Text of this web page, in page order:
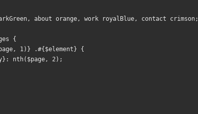
about orange, work royalBlue, contact crimson;
{
1)} .#{$element} {
nth($page, 2);